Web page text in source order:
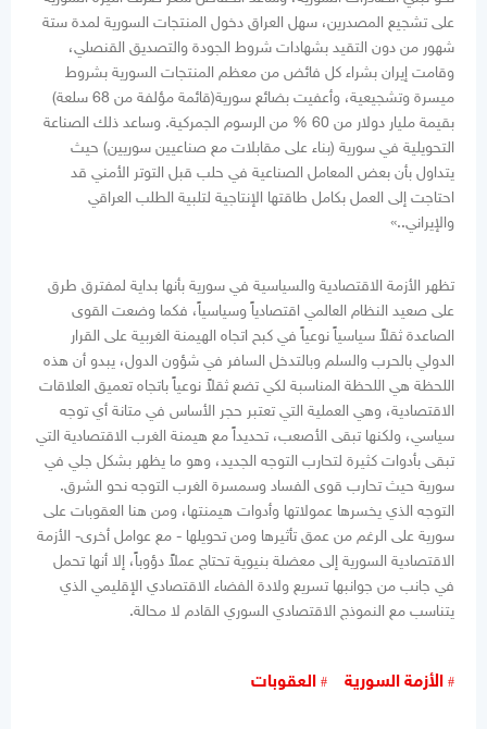
على تشجيع المصدرين، سهل العراق دخول المنتجات السورية لمدة ستة
شهور من دون التقيد بشهادات شروط الجودة والتصديق القنصلي،
وقامت إيران بشراء كل فائض من معظم المنتجات السورية بشروط
ميسرة وتشجيعية، وأعفيت بضائع سورية(قائمة مؤلفة من 68 سلعة)
بقيمة مليار دولار من 60 % من الرسوم الجمركية. وساعد ذلك الصناعة
التحويلية في سورية (بناء على مقابلات مع صناعيين سوريين) حيث
يتداول بأن بعض المعامل الصناعية في حلب قبل التوتر الأمني قد
احتاجت إلى العمل بكامل طاقتها الإنتاجية لتلبية الطلب العراقي
والإيراني..»
تظهر الأزمة الاقتصادية والسياسية في سورية بأنها بداية لمفترق طرق
على صعيد النظام العالمي اقتصادياً وسياسياً، فكما وضعت القوى
الصاعدة ثقلاً سياسياً نوعياً في كبح اتجاه الهيمنة الغربية على القرار
الدولي بالحرب والسلم وبالتدخل السافر في شؤون الدول، يبدو أن هذه
اللحظة هي اللحظة المناسبة لكي تضع ثقلاً نوعياً باتجاه تعميق العلاقات
الاقتصادية، وهي العملية التي تعتبر حجر الأساس في متانة أي توجه
سياسي، ولكنها تبقى الأصعب، تحديداً مع هيمنة الغرب الاقتصادية التي
تبقى بأدوات كثيرة لتحارب التوجه الجديد، وهو ما يظهر بشكل جلي في
سورية حيث تحارب قوى الفساد وسمسرة الغرب التوجه نحو الشرق.
التوجه الذي يخسرها عمولاتها وأدوات هيمنتها، ومن هنا العقوبات على
سورية على الرغم من عمق تأثيرها ومن تحويلها - مع عوامل أخرى- الأزمة
الاقتصادية السورية إلى معضلة بنيوية تحتاج عملاً دؤوباً، إلا أنها تحمل
في جانب من جوانبها تسريع ولادة الفضاء الاقتصادي الإقليمي الذي
يتناسب مع النموذج الاقتصادي السوري القادم لا محالة.
الأزمة السورية العقوبات